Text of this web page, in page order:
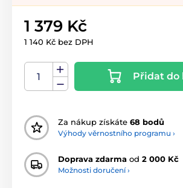
1 379 Kč
1 140 Kč bez DPH
Přidat do
Za nákup získáte 68 bodů
Výhody věrnostního programu ›
Doprava zdarma od 2 000 Kč
Možnosti doručení ›